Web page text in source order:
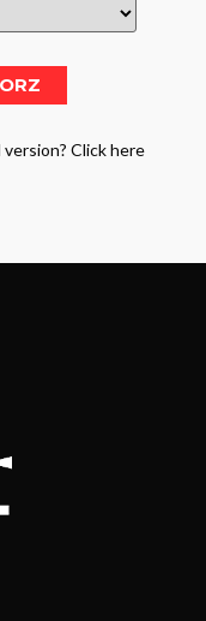
Click here